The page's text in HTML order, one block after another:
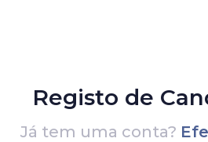
Registo de
Já tem uma conta?